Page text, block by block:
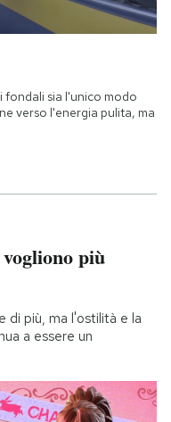
fondali sia l'unico modo
verso l'energia pulita, ma
più
di più, ma l'ostilità e la
a essere un